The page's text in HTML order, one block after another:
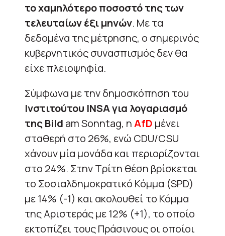
το χαμηλότερο ποσοστό της των
τελευταίων έξι μηνών. Με τα
δεδομένα της μέτρησης, ο σημερινός
κυβερνητικός συνασπισμός δεν θα
είχε πλειοψηφία.
Σύμφωνα με την δημοσκόπηση του
Ινστιτούτου INSA για λογαριασμό
της Bild am Sonntag, ηAfD μένει
σταθερή στο 26%, ενώ CDU/CSU
χάνουν μία μονάδα και περιορίζονται
στο 24%. Στην Τρίτη θέση βρίσκεται
το Σοσιαλδημοκρατικό Κόμμα (SPD)
με 14% (-1) και ακολουθεί το Κόμμα
της Αριστεράς με 12% (+1), το οποίο
εκτοπίζει τους Πράσινους οι οποίοι